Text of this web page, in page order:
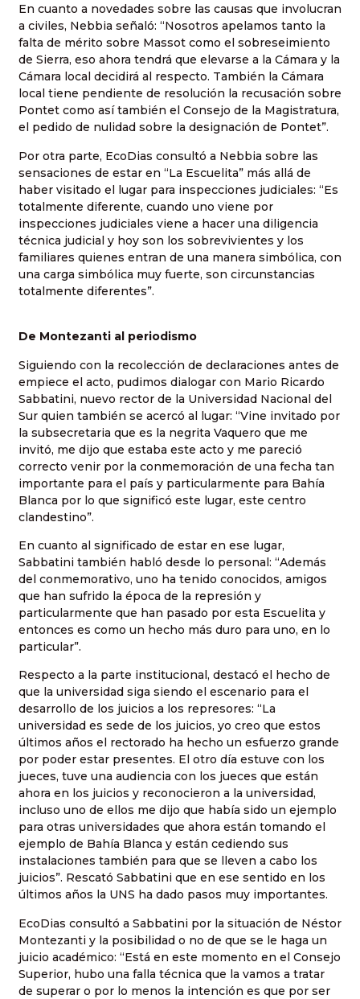
En cuanto a novedades sobre las causas que involucran
a civiles, Nebbia señaló: “Nosotros apelamos tanto la
falta de mérito sobre Massot como el sobreseimiento
de Sierra, eso ahora tendrá que elevarse a la Cámara y la
Cámara local decidirá al respecto. También la Cámara
local tiene pendiente de resolución la recusación sobre
Pontet como así también el Consejo de la Magistratura,
el pedido de nulidad sobre la designación de Pontet”.
Por otra parte, EcoDias consultó a Nebbia sobre las
sensaciones de estar en “La Escuelita” más allá de
haber visitado el lugar para inspecciones judiciales: “Es
totalmente diferente, cuando uno viene por
inspecciones judiciales viene a hacer una diligencia
técnica judicial y hoy son los sobrevivientes y los
familiares quienes entran de una manera simbólica, con
una carga simbólica muy fuerte, son circunstancias
totalmente diferentes”.
De Montezanti al periodismo
Siguiendo con la recolección de declaraciones antes de
empiece el acto, pudimos dialogar con Mario Ricardo
Sabbatini, nuevo rector de la Universidad Nacional del
Sur quien también se acercó al lugar: “Vine invitado por
la subsecretaria que es la negrita Vaquero que me
invitó, me dijo que estaba este acto y me pareció
correcto venir por la conmemoración de una fecha tan
importante para el país y particularmente para Bahía
Blanca por lo que significó este lugar, este centro
clandestino”.
En cuanto al significado de estar en ese lugar,
Sabbatini también habló desde lo personal: “Además
del conmemorativo, uno ha tenido conocidos, amigos
que han sufrido la época de la represión y
particularmente que han pasado por esta Escuelita y
entonces es como un hecho más duro para uno, en lo
particular”.
Respecto a la parte institucional, destacó el hecho de
que la universidad siga siendo el escenario para el
desarrollo de los juicios a los represores: “La
universidad es sede de los juicios, yo creo que estos
últimos años el rectorado ha hecho un esfuerzo grande
por poder estar presentes. El otro día estuve con los
jueces, tuve una audiencia con los jueces que están
ahora en los juicios y reconocieron a la universidad,
incluso uno de ellos me dijo que había sido un ejemplo
para otras universidades que ahora están tomando el
ejemplo de Bahía Blanca y están cediendo sus
instalaciones también para que se lleven a cabo los
juicios”. Rescató Sabbatini que en ese sentido en los
últimos años la UNS ha dado pasos muy importantes.
EcoDias consultó a Sabbatini por la situación de Néstor
Montezanti y la posibilidad o no de que se le haga un
juicio académico: “Está en este momento en el Consejo
Superior, hubo una falla técnica que la vamos a tratar
de superar o por lo menos la intención es que por ser